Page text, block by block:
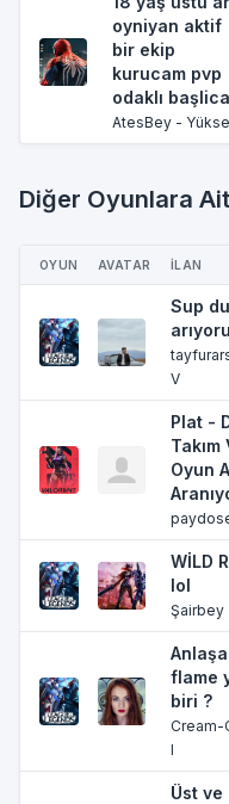
oyniyan aktif
bir ekip
kurucam pvp
odaklı
AtesBey -
Diğer Oyunlara
OYUN AVATAR İLAN
Sup
V
Plat -
Takım
Oyun
WİLD
lol
Şairbey
flame
biri ?
Cream-
I
Üst ve